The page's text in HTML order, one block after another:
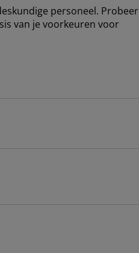
personeel. Probeer
van je voorkeuren voor